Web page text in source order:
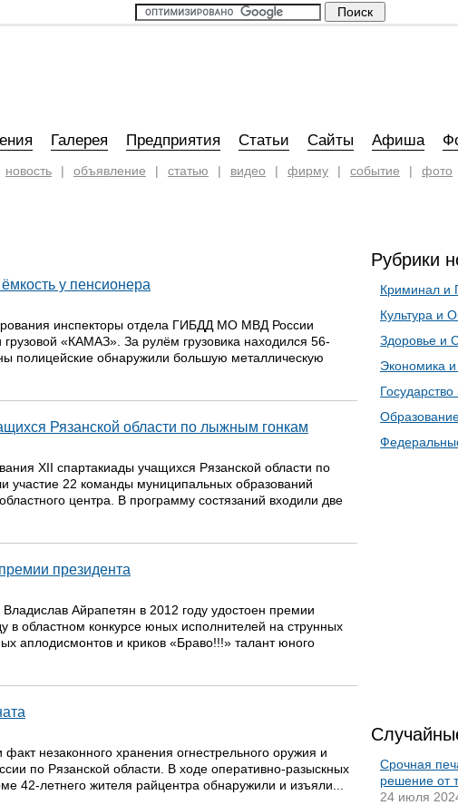
Галерея Предприятия Статьи Сайты Афиша
новость | объявление | статью | видео | фирму | событие | фото
у пенсионера
инспекторы отдела ГИБДД МО МВД России
«КАМАЗ». За рулём грузовика находился 56-
полицейские обнаружили большую металлическую
Рязанской области по лыжным гонкам
ХII спартакиады учащихся Рязанской области по
участие 22 команды муниципальных образований
центра. В программу состязаний входили две
президента
Айрапетян в 2012 году удостоен премии
в областном конкурсе юных исполнителей на струнных
аплодисмонтов и криков «Браво!!!» талант юного
незаконного хранения огнестрельного оружия и
по Рязанской области. В ходе оперативно-разыскных
42-летнего жителя райцентра обнаружили и изъяли...
Рубрики
Криминал и
Культура и
Здоровье и
Экономика
Срочная
решение от
24 июля